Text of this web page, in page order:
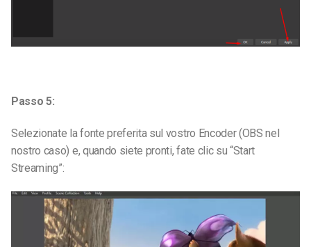
Passo 5:
Selezionate la fonte preferita sul vostro Encoder (OBS nel
nostro caso) e, quando siete pronti, fate clic su “Start
Streaming”: